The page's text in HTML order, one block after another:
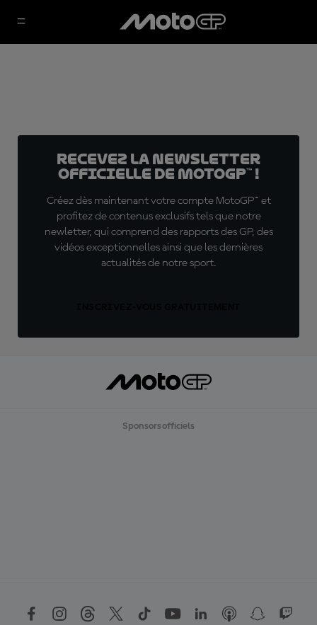
Recevez la Newsletter
officielle de MotoGP™ !
Créez dès maintenant votre compte MotoGP™ et
profitez de contenus exclusifs tels que notre
newletter, qui comprend des rapports des GP, des
vidéos exceptionnelles ainsi que les dernières
actualités de notre sport.
Sponsors officiels